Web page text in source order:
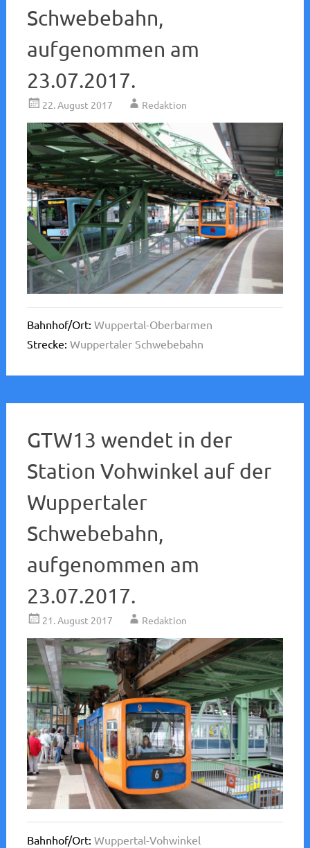
Schwebebahn,
aufgenommen am
23.07.2017.
22. August 2017 Redaktion
Bahnhof/Ort: Wuppertal-Oberbarmen
Strecke: Wuppertaler Schwebebahn
GTW13 wendet in der
Station Vohwinkel auf der
Wuppertaler
Schwebebahn,
aufgenommen am
23.07.2017.
21. August 2017 Redaktion
Bahnhof/Ort: Wuppertal-Vohwinkel